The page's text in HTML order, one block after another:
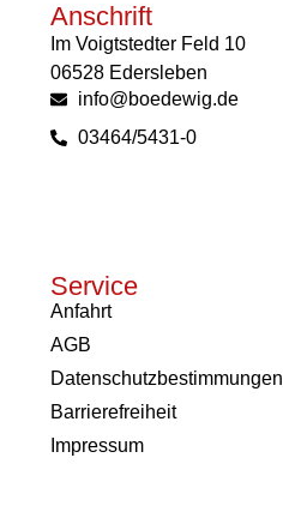
Service
Anfahrt
AGB
Datenschutzbestimmungen
Barrierefreiheit
Impressum
Anschrift
Im Voigtstedter Feld 10
06528 Edersleben
info@boedewig.de
03464/5431-0